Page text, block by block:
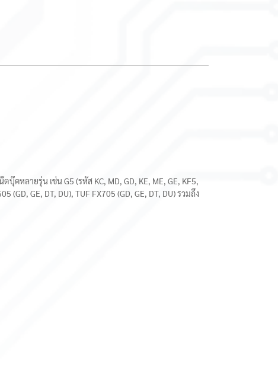
คหลายรุ่น เช่น G5 (รหัส KC, MD, GD, KE, ME, GE, KF5,
(GD, GE, DT, DU), TUF FX705 (GD, GE, DT, DU) รวมถึง